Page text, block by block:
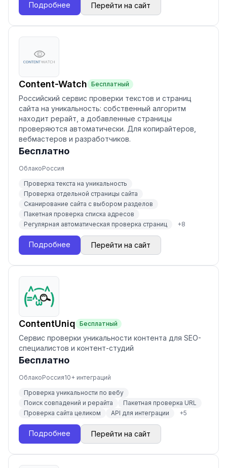
Подробнее Перейти на сайт
Content-Watch Бесплатный
Российский сервис проверки текстов и страниц
сайта на уникальность: собственный алгоритм
находит рерайт, а добавленные страницы
проверяются автоматически. Для копирайтеров,
вебмастеров и разработчиков.
Бесплатно
ОблакоРоссия
Проверка текста на уникальность
Проверка отдельной страницы сайта
Сканирование сайта с выбором разделов
Пакетная проверка списка адресов
Регулярная автоматическая проверка страниц
+8
Подробнее Перейти на сайт
ContentUniq Бесплатный
Сервис проверки уникальности контента для SEO-
специалистов и контент-студий
Бесплатно
ОблакоРоссия10+ интеграций
Проверка уникальности по вебу
Поиск совпадений и рерайта
Пакетная проверка URL
Проверка сайта целиком
API для интеграции +5
Подробнее Перейти на сайт